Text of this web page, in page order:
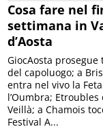
Cosa fare nel
settimana in
d’Aosta
GiocAosta prosegue
del capoluogo; a
entra nel vivo la
l’Oumbra; Etroubles
Veillà; a Chamois
Festival A...